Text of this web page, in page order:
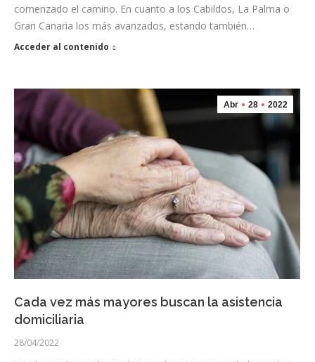
comenzado el camino. En cuanto a los Cabildos, La Palma o
Gran Canaria los más avanzados, estando también…
Acceder al contenido
Abr 28 2022
Cada vez más mayores buscan la asistencia
domiciliaria
28/04/2022